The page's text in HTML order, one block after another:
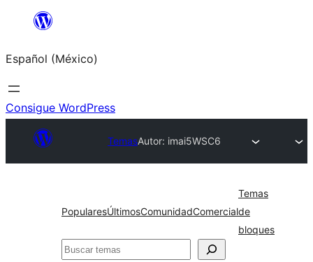
Saltar
contenido
Español (México)
Consigue WordPress
TemasAutor: imai5WSC6
PopularesÚltimosComunidadComercial
Temas
de
bloques
Buscar